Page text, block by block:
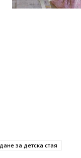
за детска стая